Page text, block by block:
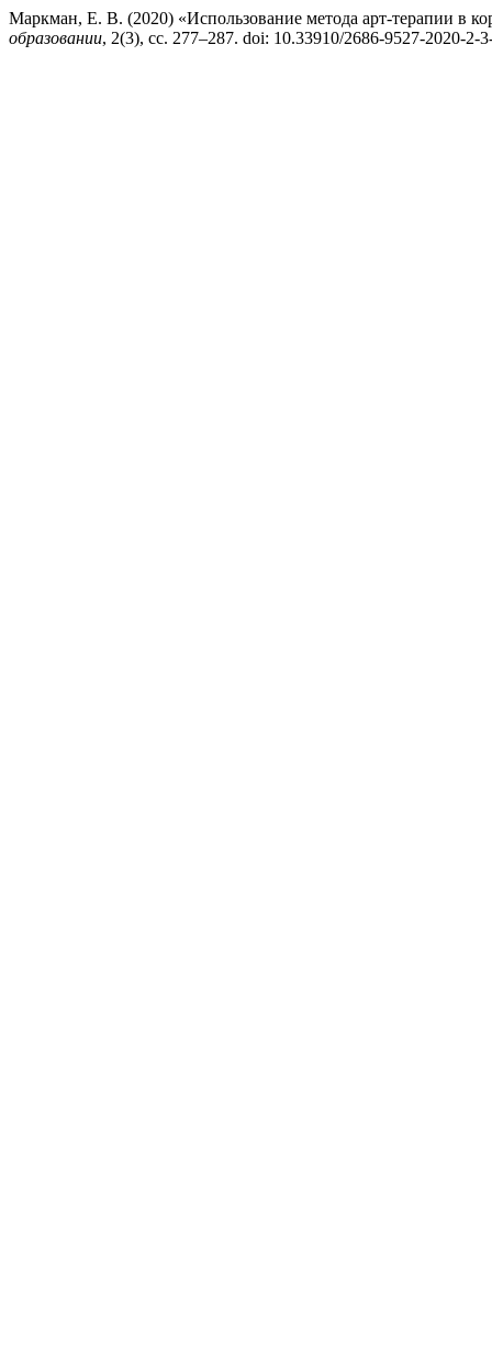
Маркман, Е. В. (2020) «Использование метода арт-терапии в
образовании, 2(3), сс. 277–287. doi: 10.33910/2686-9527-2020-2-